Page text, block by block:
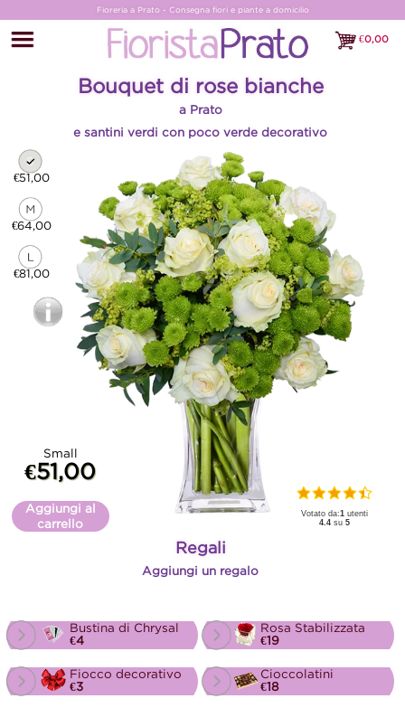
Fioreria a Prato - Consegna fiori e piante a domicilio
€0,00
€0,00
Bouquet di rose bianche
a Prato
e santini verdi con poco verde decorativo
€51,00
€64,00
€81,00
Small
€51,00
Aggiungi al
carrello
Votato da:1 utenti
4.4 su5
Regali
Aggiungi un regalo
Bustina di Chrysal
€4
Fiocco decorativo
€3
Rosa Stabilizzata
€19
Cioccolatini
€18